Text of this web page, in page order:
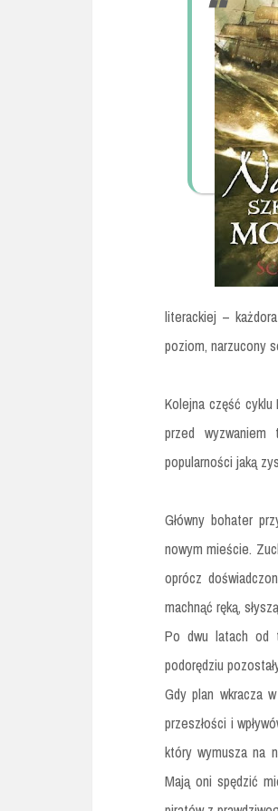
literackiej –
poziom, narzucony
Kolejna część cyklu
przed
popularności jaką
Główny bohater
nowym mieście.
oprócz
machnąć ręką,
Po dwu latach od
podorędziu
Gdy plan wkracza
przeszłości i
który wymusza na
Mają oni spędzić